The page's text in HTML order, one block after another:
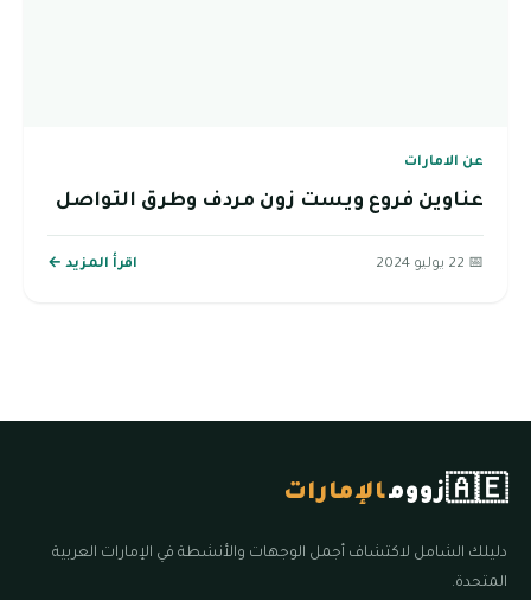
عن الامارات
عناوين فروع ويست زون مردف وطرق التواصل
📅 22 يوليو 2024 اقرأ المزيد ←
🇦🇪زوومالإمارات
دليلك الشامل لاكتشاف أجمل الوجهات والأنشطة في الإمارات العربية
المتحدة.